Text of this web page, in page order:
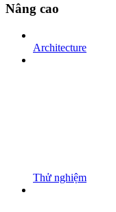
Nâng cao
Architecture
Thử nghiệm